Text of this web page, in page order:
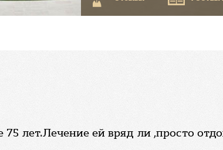
лет.Лечение ей вряд ли ,просто